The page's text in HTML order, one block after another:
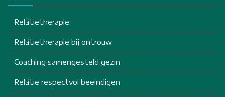
Relatietherapie
Relatietherapie bij ontrouw
Coaching samengesteld gezin
Relatie respectvol beëindigen